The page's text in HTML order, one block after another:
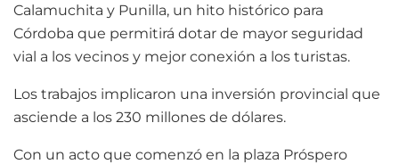
Calamuchita y Punilla, un hito histórico para
Córdoba que permitirá dotar de mayor seguridad
vial a los vecinos y mejor conexión a los turistas.
Los trabajos implicaron una inversión provincial que
asciende a los 230 millones de dólares.
Con un acto que comenzó en la plaza Próspero